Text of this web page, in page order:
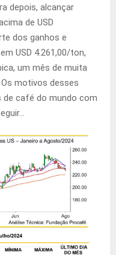
depois, alcançar
de USD
dos ganhos e
USD 4.261,00/ton,
um mês de muita
motivos desses
de café do mundo com